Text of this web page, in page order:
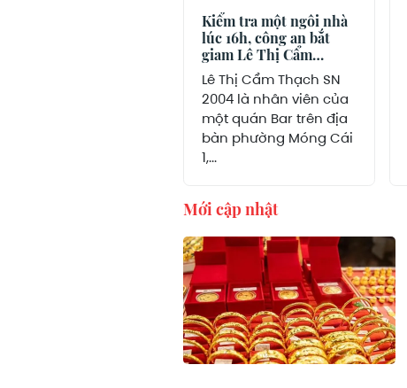
Kiểm tra một ngôi nhà
lúc 16h, công an bắt
giam Lê Thị Cẩm
Thạch SN 2004
Lê Thị Cẩm Thạch SN
2004 là nhân viên của
một quán Bar trên địa
bàn phường Móng Cái
1,...
Mới cập nhật